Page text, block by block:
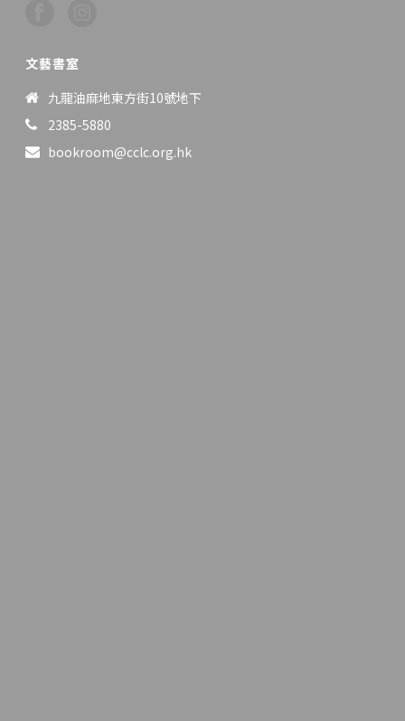
文藝書室
九龍油麻地東方街10號地下
2385-5880
bookroom@cclc.org.hk